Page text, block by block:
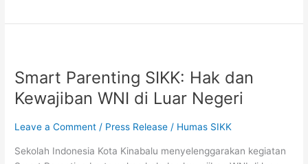
Smart Parenting SIKK: Hak dan
Kewajiban WNI di Luar Negeri
Leave a Comment / Press Release / Humas SIKK
Sekolah Indonesia Kota Kinabalu menyelenggarakan kegiatan
SIKK:
Hak
dan
Kewajiban
di